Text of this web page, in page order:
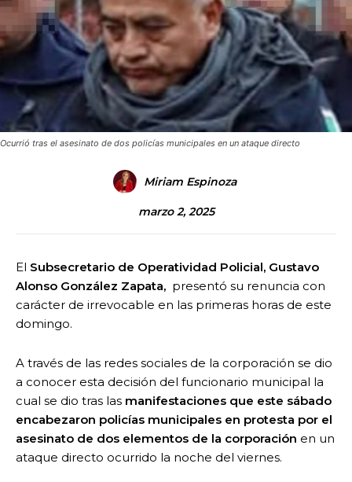
Ocurrió tras el asesinato de dos policías municipales en un ataque directo
Miriam Espinoza
marzo 2, 2025
El Subsecretario de Operatividad Policial, Gustavo
Alonso González Zapata, presentó su renuncia con
carácter de irrevocable en las primeras horas de este
domingo.
A través de las redes sociales de la corporación se dio
a conocer esta decisión del funcionario municipal la
cual se dio tras las manifestaciones que este sábado
encabezaron policías municipales en protesta por el
asesinato de dos elementos de la corporación en un
ataque directo ocurrido la noche del viernes.